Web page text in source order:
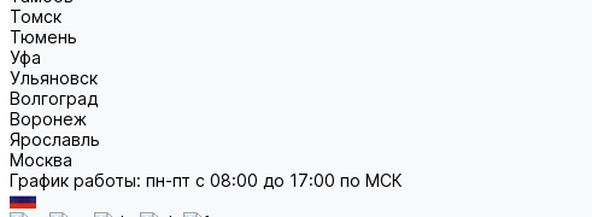
Томск
Тюмень
Уфа
Ульяновск
Волгоград
Воронеж
Ярославль
Москва
График работы: пн-пт с 08:00 до 17:00 по МСК